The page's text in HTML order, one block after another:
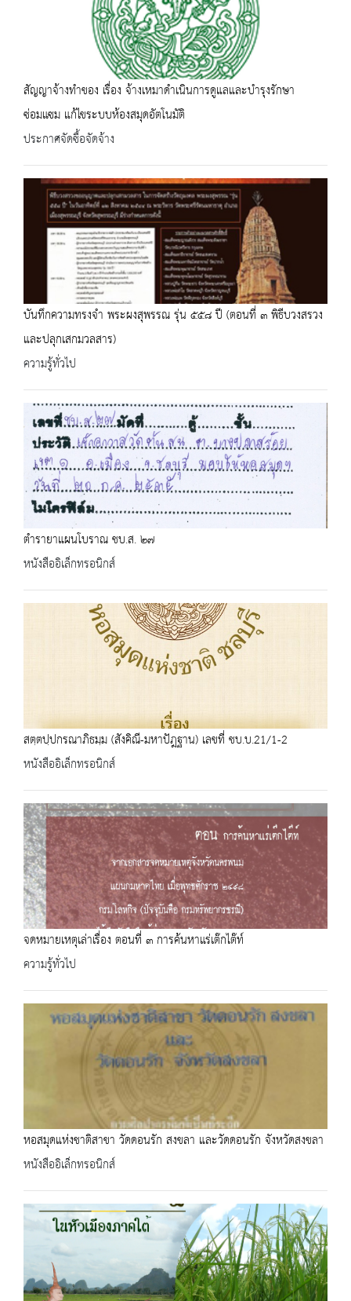
สัญญาจ้างทำของ เรื่อง จ้างเหมาดำเนินการดูแลและบำรุงรักษา
ซ่อมแซม แก้ไขระบบห้องสมุดอัตโนมัติ
ประกาศจัดซื้อจัดจ้าง
บันทึกความทรงจำ พระผงสุพรรณ รุ่น ๕๕๘ ปี (ตอนที่ ๓ พิธีบวงสรวง
และปลุกเสกมวลสาร)
ความรู้ทั่วไป
ตำรายาแผนโบราณ ชบ.ส. ๒๗
หนังสืออิเล็กทรอนิกส์
สตฺตปฺปกรณาภิธมฺม (สังคิณี-มหาปัฎฐาน) เลขที่ ชบ.บ.21/1-2
หนังสืออิเล็กทรอนิกส์
จดหมายเหตุเล่าเรื่อง ตอนที่ ๓ การค้นหาแร่เต๊กไต๊ท์
ความรู้ทั่วไป
หอสมุดแห่งชาติสาขา วัดดอนรัก สงขลา และวัดดอนรัก จังหวัดสงขลา
หนังสืออิเล็กทรอนิกส์